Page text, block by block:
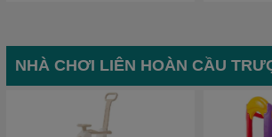
NHÀ CHƠI LIÊN HOÀN CẦU